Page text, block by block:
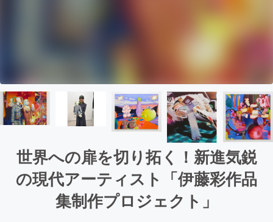
世界への扉を切り拓く！新進気鋭
の現代アーティスト「伊藤彩作品
集制作プロジェクト」